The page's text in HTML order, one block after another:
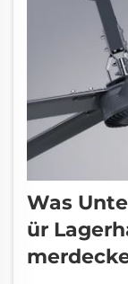
Was
Ür